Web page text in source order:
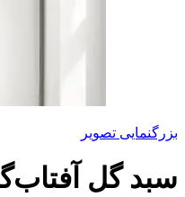
بزرگنمایی تصویر
سبد گل